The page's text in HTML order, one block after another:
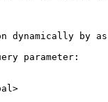
by
parameter: